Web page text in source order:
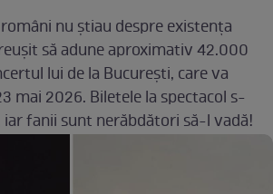
nu știau despre existența
să adune aproximativ 42.000
lui de la București, care va
mai 2026. Biletele la spectacol s-
iar fanii sunt nerăbdători să-l vadă!